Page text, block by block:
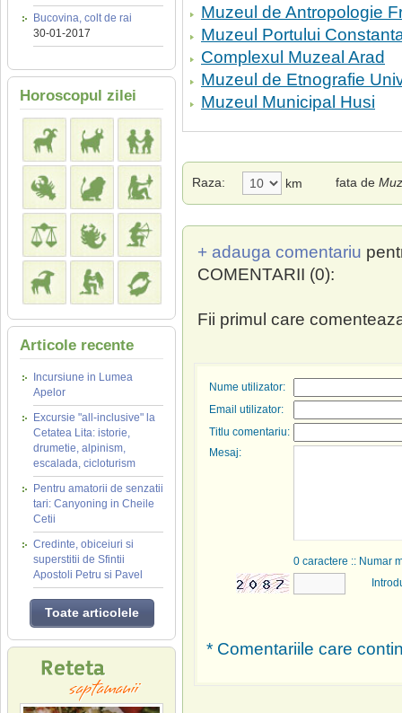
Bucovina, colt de rai
30-01-2017
Horoscopul zilei
Articole recente
Incursiune in Lumea
Apelor
Excursie "all-inclusive" la
Cetatea Lita: istorie,
drumetie, alpinism,
escalada, cicloturism
Pentru amatorii de senzatii
tari: Canyoning in Cheile
Cetii
Credinte, obiceiuri si
superstitii de Sfintii
Apostoli Petru si Pavel
Toate articolele
Muzeul de Antropologie
Muzeul Portului
Complexul Muzeal Arad
Muzeul de Etnografie
Muzeul Municipal Husi
Raza: km fata de
+ adauga comentariu
COMENTARII (0):
Fii primul care
Nume utilizator:
Email utilizator:
Titlu comentariu:
Mesaj:
0 caractere :: Numar
* Comentariile care